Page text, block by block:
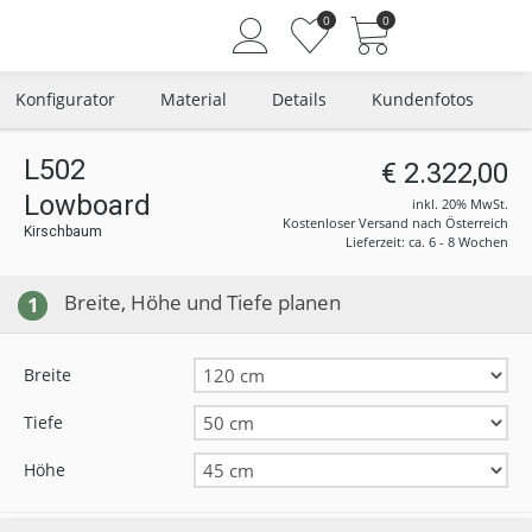
Angemeldet bleiben
Passwort vergessen?
0 0
Konfigurator Material Details Kundenfotos
L502
Lowboard
Kirschbaum
€ 2.322,00
inkl. 20% MwSt.
Kostenloser Versand nach Österreich
Lieferzeit: ca. 6 - 8 Wochen
1 Breite, Höhe und Tiefe planen
Breite
Tiefe
Höhe